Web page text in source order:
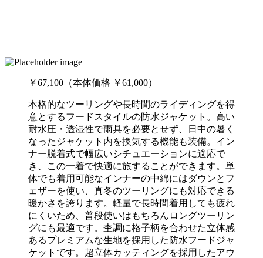
￥67,100（本体価格 ￥61,000）
本格的なツーリングや長時間のライディングを得
意とするフードスタイルの防水ジャケット。高い
耐水圧・透湿性で雨具を必要とせず、日中の暑く
なったジャケット内を換気する機能も装備。イン
ナー脱着式で幅広いシチュエーションに適応で
き、この一着で快適に旅することができます。単
体でも着用可能なインナーの中綿にはダウンとフ
ェザーを使い、真冬のツーリングにも対応できる
暖かさを誇ります。軽量で長時間着用しても疲れ
にくいため、普段使いはもちろんロングツーリン
グにも最適です。杢調に格子柄を合わせた立体感
あるプレミアムな生地を採用した防水フードジャ
ケットです。超立体カッティングを採用したアウ